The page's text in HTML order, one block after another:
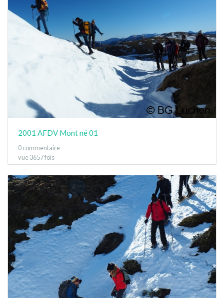
2001 AFDV Mont né 01
0 commentaire
vue 3657 fois